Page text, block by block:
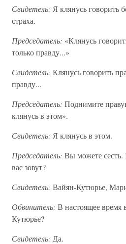
Свидетель: Я клянусь говорить
страха.
Председатель: «Клянусь
только правду...»
Свидетель: Клянусь говорить
правду...
Председатель: Поднимите
клянусь в этом».
Свидетель: Я клянусь в этом.
Председатель: Вы можете сесть.
вас зовут?
Свидетель: Вайян-Кутюрье,
Обвинитель: В настоящее время
Кутюрье?
Свидетель: Да.